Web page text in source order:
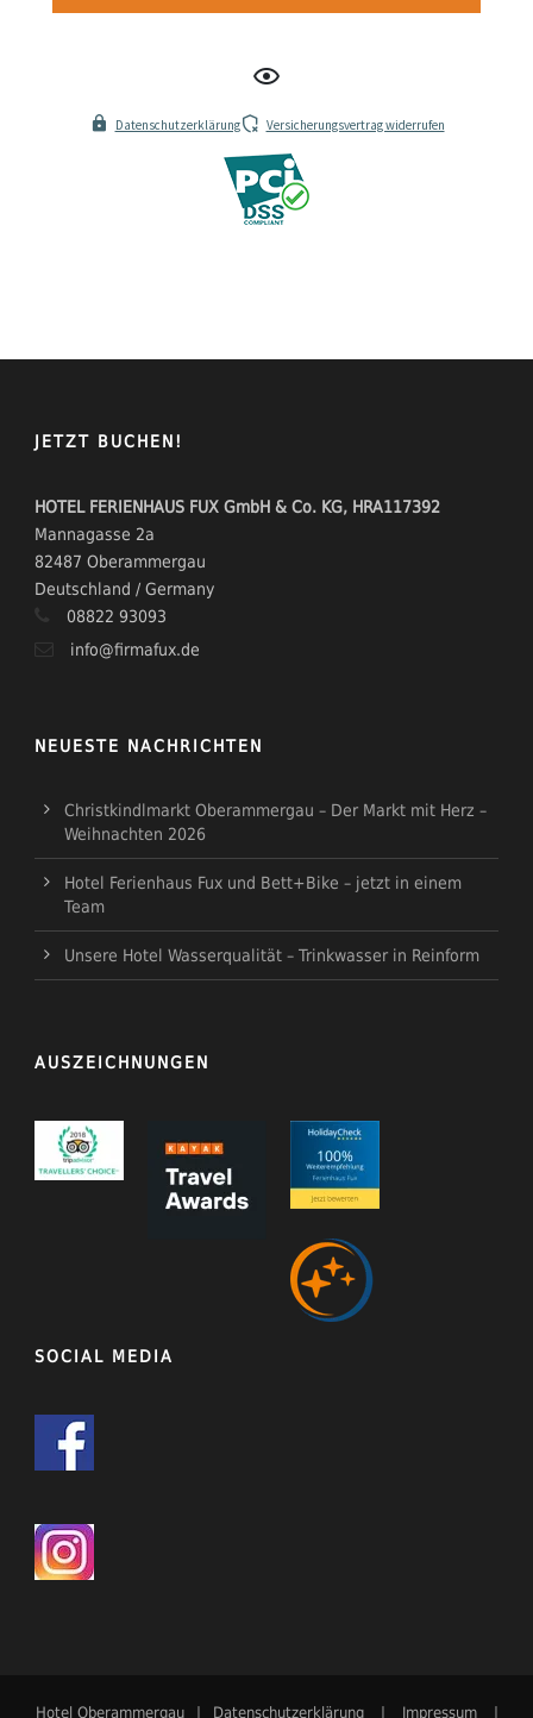
Datenschutzerklärung Versicherungsvertrag widerrufen
JETZT BUCHEN!
HOTEL FERIENHAUS FUX GmbH & Co. KG, HRA117392
Mannagasse 2a
82487 Oberammergau
Deutschland / Germany
08822 93093
info@firmafux.de
NEUESTE NACHRICHTEN
Christkindlmarkt Oberammergau – Der Markt mit Herz –
Weihnachten 2026
Hotel Ferienhaus Fux und Bett+Bike – jetzt in einem
Team
Unsere Hotel Wasserqualität – Trinkwasser in Reinform
AUSZEICHNUNGEN
SOCIAL MEDIA
Hotel Oberammergau | Datenschutzerklärung | Impressum |